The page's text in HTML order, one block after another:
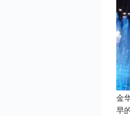
金
早